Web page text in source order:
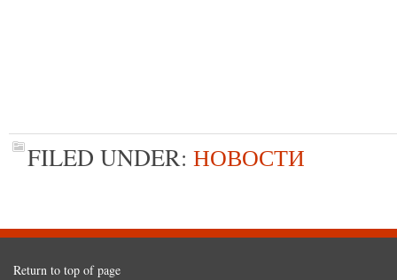
FILED UNDER: НОВОСТИ
Return to top of page